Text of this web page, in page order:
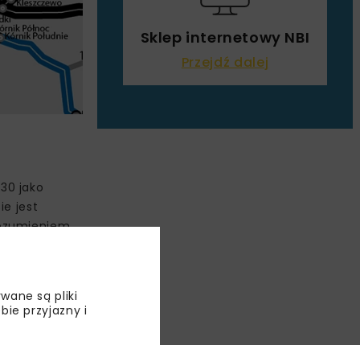
jako
jest
omijać
Sklep internetowy NBI
Przejdź dalej
są pliki
przyjazny i